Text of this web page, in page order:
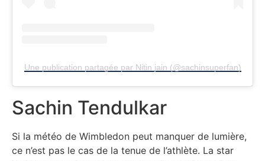
Sachin Tendulkar
Si la météo de Wimbledon peut manquer de lumière,
ce n’est pas le cas de la tenue de l’athlète. La star
Une publication partagée par Nitin jain (@sachinsuperfan)